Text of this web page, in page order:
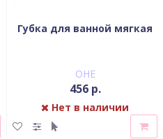
Губка для ванной мягкая
OHE
456 р.
Нет в наличии